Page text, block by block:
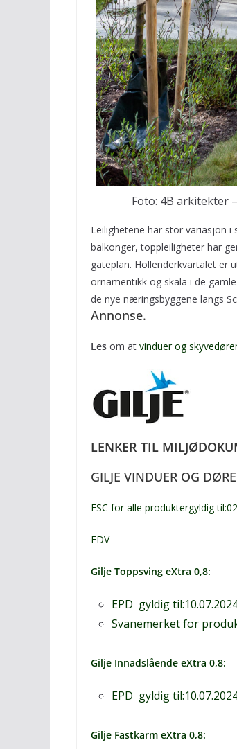
Foto: 4B arkitekter
Leilighetene har stor variasjon i
balkonger, toppleiligheter har
gateplan. Hollenderkvartalet er
ornamentikk og skala i de
de nye næringsbyggene langs
Annonse.
Lesom at vinduer og
LENKER TIL
GILJE VINDUER OG
FSC for alle produktergyldig
FDV
Gilje Toppsving eXtra 0,8:
EPD gyldig
Svanemerketfor
Gilje Innadslående eXtra 0,8:
EPD gyldig
Gilje Fastkarm eXtra 0,8: